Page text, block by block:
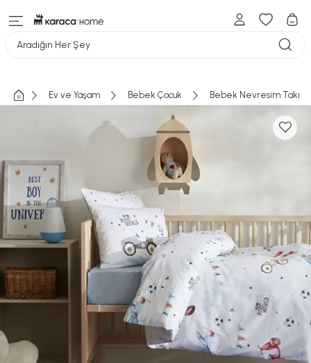
Aradığın Her Şey
Ev ve Yaşam Bebek Çocuk Bebek Nevresim